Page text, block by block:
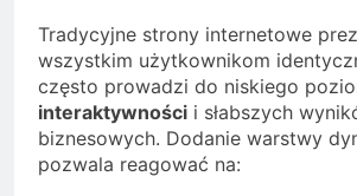
Tradycyjne strony internetowe
wszystkim użytkownikom
często prowadzi do niskiego
interaktywności i słabszych
biznesowych. Dodanie warstwy
pozwala reagować na: